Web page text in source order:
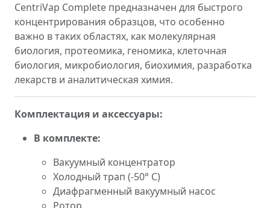
CentriVap Complete предназначен для быстрого
концентрирования образцов, что особенно
важно в таких областях, как молекулярная
биология, протеомика, геномика, клеточная
биология, микробиология, биохимия, разработка
лекарств и аналитическая химия.
Комплектация и аксессуары:
В комплекте:
Вакуумный концентратор
Холодный трап (-50° C)
Диафрагменный вакуумный насос